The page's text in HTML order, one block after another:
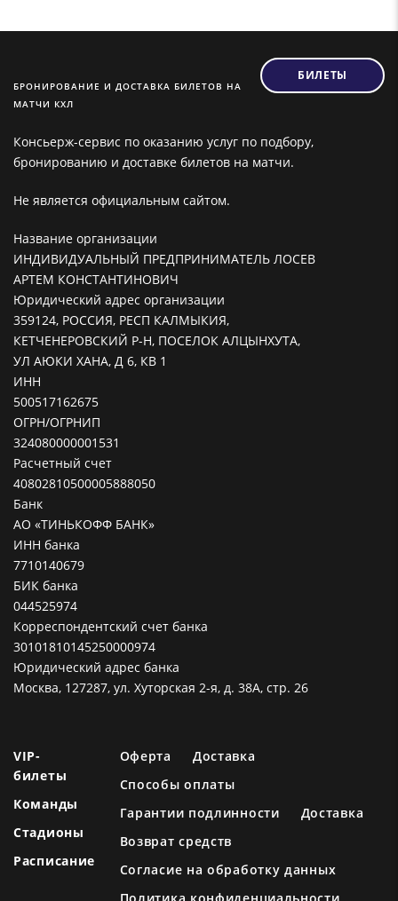
БРОНИРОВАНИЕ И ДОСТАВКА БИЛЕТОВ НА
МАТЧИ КХЛ
БИЛЕТЫ
Консьерж-сервис по оказанию услуг по подбору,
бронированию и доставке билетов на матчи.
Не является официальным сайтом.
Название организации
ИНДИВИДУАЛЬНЫЙ ПРЕДПРИНИМАТЕЛЬ ЛОСЕВ
АРТЕМ КОНСТАНТИНОВИЧ
Юридический адрес организации
359124, РОССИЯ, РЕСП КАЛМЫКИЯ,
КЕТЧЕНЕРОВСКИЙ Р-Н, ПОСЕЛОК АЛЦЫНХУТА,
УЛ АЮКИ ХАНА, Д 6, КВ 1
ИНН
500517162675
ОГРН/ОГРНИП
324080000001531
Расчетный счет
40802810500005888050
Банк
АО «ТИНЬКОФФ БАНК»
ИНН банка
7710140679
БИК банка
044525974
Корреспондентский счет банка
30101810145250000974
Юридический адрес банка
Москва, 127287, ул. Хуторская 2-я, д. 38А, стр. 26
VIP-
билеты
Команды
Стадионы
Расписание
Оферта
Доставка
Способы оплаты
Гарантии подлинности
Доставка
Возврат средств
Согласие на обработку данных